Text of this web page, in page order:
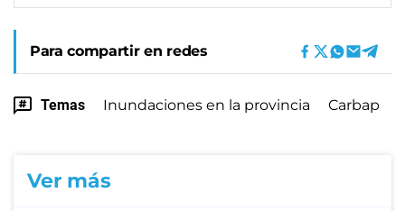
Para compartir en redes
Temas Inundaciones en la provincia Carbap
Ver más